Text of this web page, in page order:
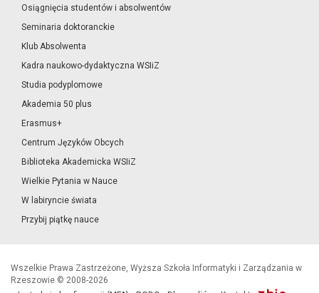
Osiągnięcia studentów i absolwentów
Seminaria doktoranckie
Klub Absolwenta
Kadra naukowo-dydaktyczna WSIiZ
Studia podyplomowe
Akademia 50 plus
Erasmus+
Centrum Języków Obcych
Biblioteka Akademicka WSIiZ
Wielkie Pytania w Nauce
W labiryncie świata
Przybij piątkę nauce
Wszelkie Prawa Zastrzeżone, Wyższa Szkoła Informatyki i Zarządzania w
Rzeszowie © 2008-2026